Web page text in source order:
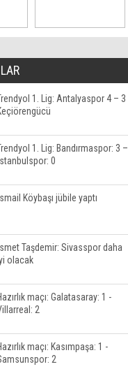
1. Lig: Antalyaspor 4 – 3
1. Lig: Bandırmaspor: 3 –
0
Köybaşı jübile yaptı
Taşdemir: Sivasspor daha
olacak
maçı: Galatasaray: 1 -
2
maçı: Kasımpaşa: 1 -
2